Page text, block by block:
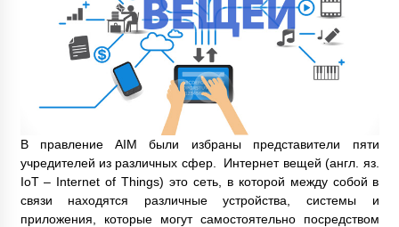
В правление AIM были избраны представители пяти
учредителей из различных сфер. Интернет вещей (англ. яз.
IoT – Internet of Things) это сеть, в которой между собой в
связи находятся различные устройства, системы и
приложения, которые могут самостоятельно посредством